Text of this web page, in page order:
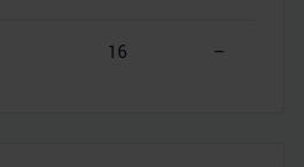
16 –